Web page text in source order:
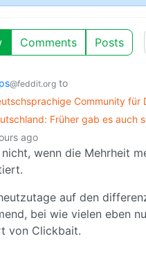
Comments Posts
@feddit.org to
Community
Früher gab es auch
ago
wenn die Mehrheit
auf den
bei wie vielen eben
von Clickbait.